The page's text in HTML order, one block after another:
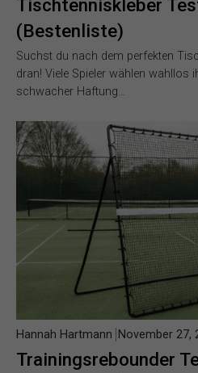
Tischtenniskleber
(Bestenliste)
Suchst du nach dem perfekten
dran! Viele Spieler wählen wahllos
schwacher Haftung…
Trainingsrebounder
Hannah Hartmann November 27,